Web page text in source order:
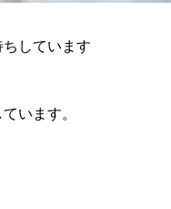
しています
います。